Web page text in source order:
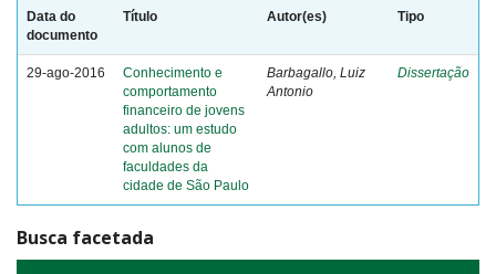
Data do
documento
Título Autor(es) Tipo
29-ago-2016
Conhecimento e
comportamento
financeiro de jovens
adultos: um estudo
com alunos de
faculdades da
cidade de São Paulo
Barbagallo, Luiz
Antonio
Dissertação
Busca facetada